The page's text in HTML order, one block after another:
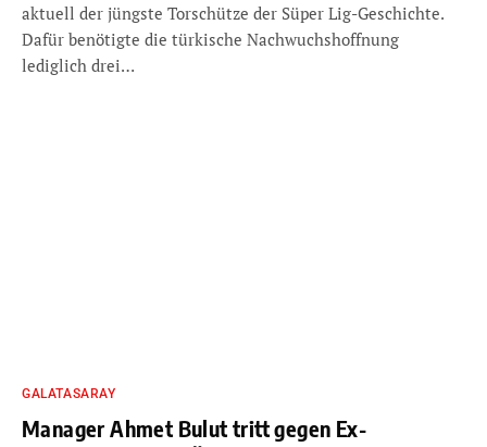
aktuell der jüngste Torschütze der Süper Lig-Geschichte.
Dafür benötigte die türkische Nachwuchshoffnung
lediglich drei…
GALATASARAY
Manager Ahmet Bulut tritt gegen Ex-